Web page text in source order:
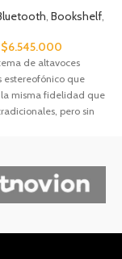
, Bookshelf,
$6.545.000
de altavoces
estereofónico que
misma fidelidad que
pero sin
incorpora la misma
tradicionales.